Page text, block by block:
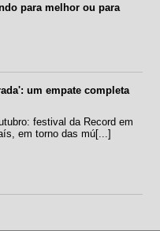
para melhor ou para
um empate completa
festival da Record em
em torno das mú[...]